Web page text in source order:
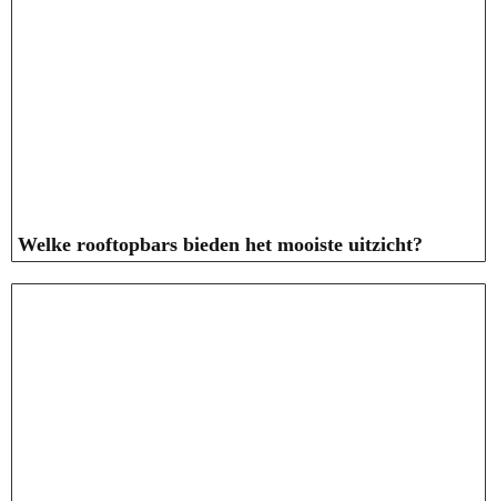
Welke rooftopbars bieden het mooiste uitzicht?